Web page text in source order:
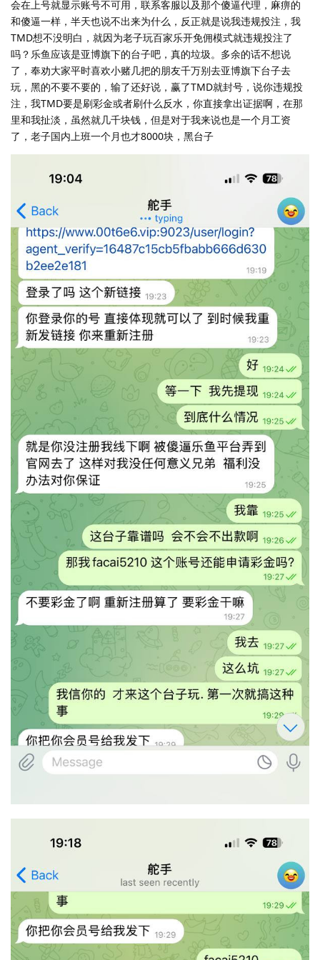
会在上号就显示账号不可用，联系客服以及那个傻逼代理，麻痹的
和傻逼一样，半天也说不出来为什么，反正就是说我违规投注，我
TMD想不没明白，就因为老子玩百家乐开免佣模式就违规投注了
吗？乐鱼应该是亚博旗下的台子吧，真的垃圾。多余的话不想说
了，奉劝大家平时喜欢小赌几把的朋友千万别去亚博旗下台子去
玩，黑的不要不要的，输了还好说，赢了TMD就封号，说你违规投
注，我TMD要是刷彩金或者刷什么反水，你直接拿出证据啊，在那
里和我扯淡，虽然就几千块钱，但是对于我来说也是一个月工资
了，老子国内上班一个月也才8000块，黑台子